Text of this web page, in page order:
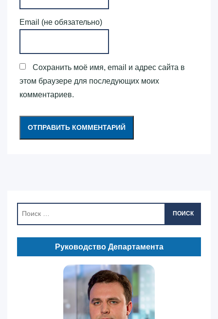
Email (не обязательно)
Сохранить моё имя, email и адрес сайта в
этом браузере для последующих моих
комментариев.
ПОИСК
Руководство Департамента